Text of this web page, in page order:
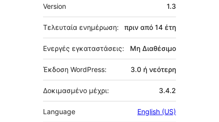
Version 1.3
Τελευταία ενημέρωση: πριν από 14 έτη
Ενεργές εγκαταστάσεις: Μη Διαθέσιμο
Έκδοση WordPress: 3.0 ή νεότερη
Δοκιμασμένο μέχρι: 3.4.2
Language English (US)